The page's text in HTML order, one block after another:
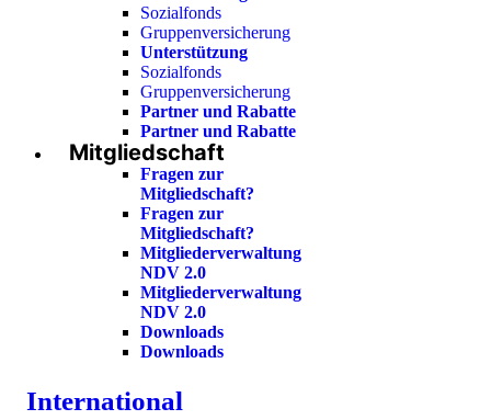
Sozialfonds
Gruppenversicherung
Unterstützung
Sozialfonds
Gruppenversicherung
Partner und Rabatte
Partner und Rabatte
Mitgliedschaft
Fragen zur
Mitgliedschaft?
Fragen zur
Mitgliedschaft?
Mitgliederverwaltung
NDV 2.0
Mitgliederverwaltung
NDV 2.0
Downloads
Downloads
International